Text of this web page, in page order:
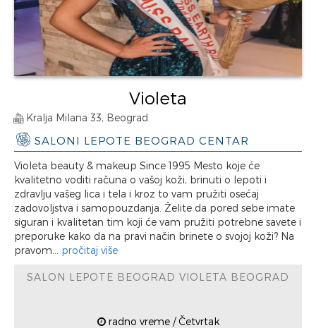
Violeta
Kralja Milana 33, Beograd
SALONI LEPOTE BEOGRAD CENTAR
Violeta beauty & makeup Since 1995 Mesto koje će
kvalitetno voditi računa o vašoj koži, brinuti o lepoti i
zdravlju vašeg lica i tela i kroz to vam pružiti osećaj
zadovoljstva i samopouzdanja. Želite da pored sebe imate
siguran i kvalitetan tim koji će vam pružiti potrebne savete i
preporuke kako da na pravi način brinete o svojoj koži? Na
pravom... pročitaj više
SALON LEPOTE BEOGRAD VIOLETA BEOGRAD
radno vreme / Četvrtak